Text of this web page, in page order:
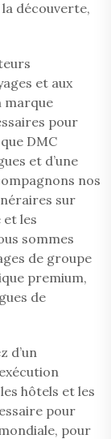
découverte,
et aux
marque
pour
DMC
et d’une
nos
sur
les
sommes
de groupe
premium,
de
d’un
hôtels et les
pour
pour